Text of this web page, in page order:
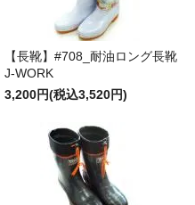
【長靴】#708_耐油ロング長靴
J-WORK
3,200円(税込3,520円)